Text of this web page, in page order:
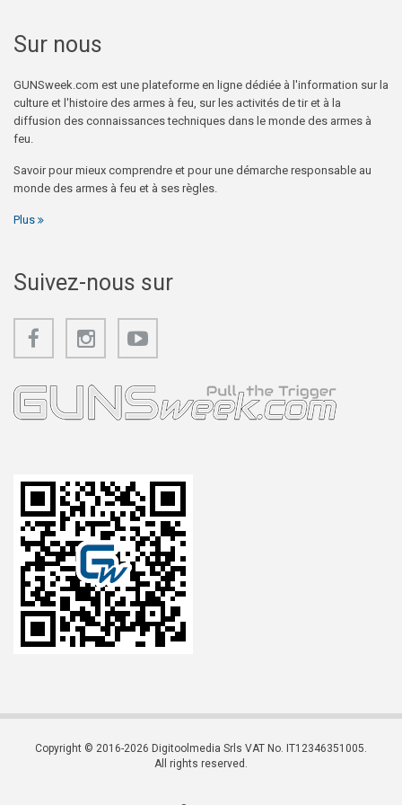
Sur nous
GUNSweek.com est une plateforme en ligne dédiée à l'information sur la
culture et l'histoire des armes à feu, sur les activités de tir et à la
diffusion des connaissances techniques dans le monde des armes à
feu.
Savoir pour mieux comprendre et pour une démarche responsable au
monde des armes à feu et à ses règles.
Plus
Suivez-nous sur
Copyright © 2016-2026 Digitoolmedia Srls VAT No. IT12346351005.
All rights reserved.